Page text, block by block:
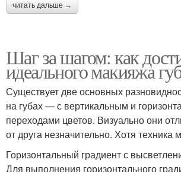
читать дальше →
Шаг за шагом: как
идеального макияжа
Существует две основных
на губах — с вертикальным и
переходами цветов. Визуально они
от друга незначительно. Хотя техника
Горизонтальный градиент с
Для выполнения горизонтального